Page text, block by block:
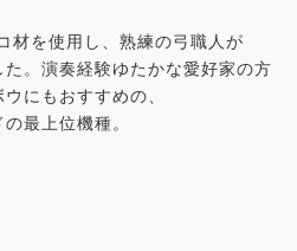
材を使用し、熟練の弓職人が
。演奏経験ゆたかな愛好家の方
にもおすすめの、
最上位機種。